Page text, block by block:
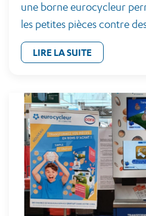
une borne eurocycleur
les petites pièces contre
LIRE LA SUITE